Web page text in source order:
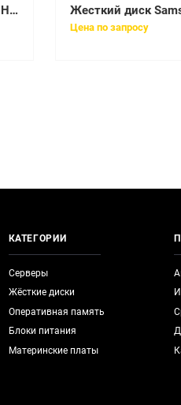
Жесткий диск Samsung | HD300LJ | 300 Gb / HDD / SATAII / 3.5" / 7200 rpm / 8 Mb
Цена по запросу
КАТЕГОРИИ
Серверы
Жёсткие диски
Оперативная память
Блоки питания
Материнские платы